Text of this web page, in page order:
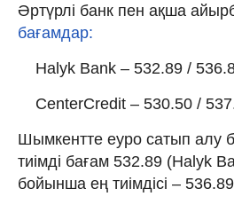
Әртүрлі банк пен ақша
бағамдар:
Halyk Bank – 532.89 /
CenterCredit – 530.50 /
Шымкентте еуро сатып алу
тиімді бағам 532.89 (Halyk
бойынша ең тиімдісі –